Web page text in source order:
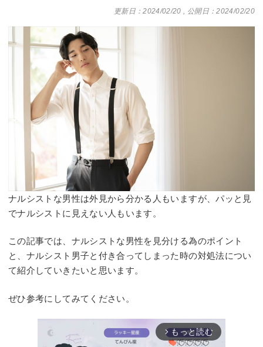
更新日：2024/02/20 , 公開日：2024/02/20
ナルシストな男性は外見から分かる人もいますが、パッと見
でナルシストに見えない人もいます。
この記事では、ナルシストな男性を見分ける為のポイント
と、ナルシスト男子と付き合ってしまった時の対処法につい
て紹介していきたいと思います。
ぜひ参考にしてみてください。
arrow_forward_ios もっと読む